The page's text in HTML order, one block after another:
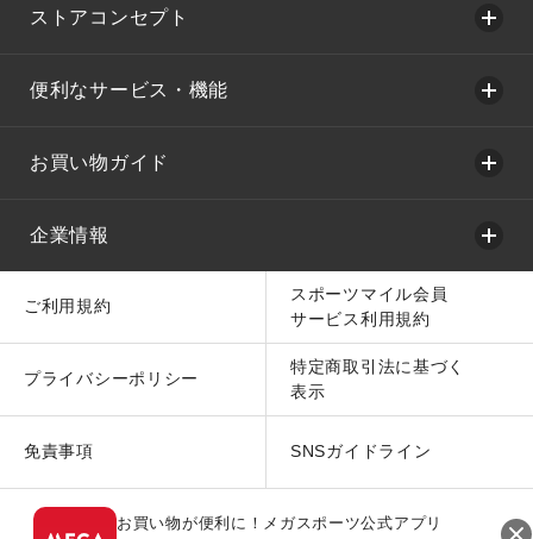
ストアコンセプト
便利なサービス・機能
お買い物ガイド
企業情報
ご利用規約
スポーツマイル会員
サービス利用規約
プライバシーポリシー
特定商取引法に基づく
表示
免責事項 SNSガイドライン
お買い物が便利に！メガスポーツ公式アプリ